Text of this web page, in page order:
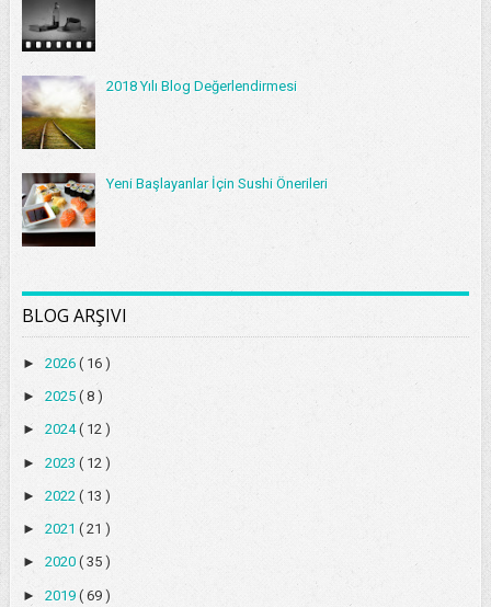
2018 Yılı Blog Değerlendirmesi
Yeni Başlayanlar İçin Sushi Önerileri
BLOG ARŞIVI
► 2026 ( 16 )
► 2025 ( 8 )
► 2024( 12 )
► 2023 ( 12 )
► 2022 ( 13 )
► 2021 ( 21 )
► 2020 ( 35 )
► 2019 ( 69 )